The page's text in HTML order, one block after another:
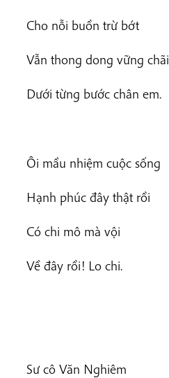
Cho nỗi buồn trừ bớt
Vẫn thong dong vững chãi
Dưới từng bước chân em.
Ôi mầu nhiệm cuộc sống
Hạnh phúc đây thật rồi
Có chi mô mà vội
Về đây rồi! Lo chi.
Sư cô Văn Nghiêm